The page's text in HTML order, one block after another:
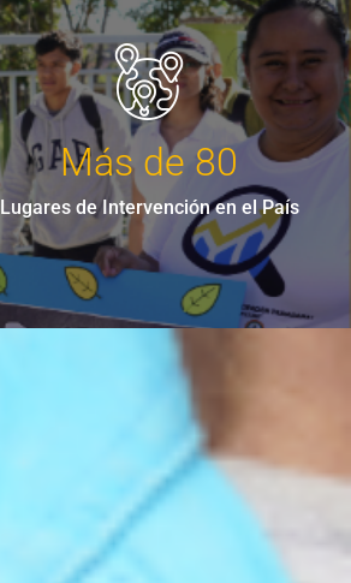
Más de 80
Lugares de Intervención en el País